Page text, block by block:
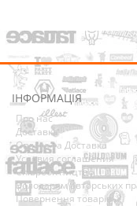
ІНФОРМАЦІЯ
Про нас
Доставка
Оплата та Доставка
Условия соглашения
Співробітництво
Володарям авторських
Повернення товарів